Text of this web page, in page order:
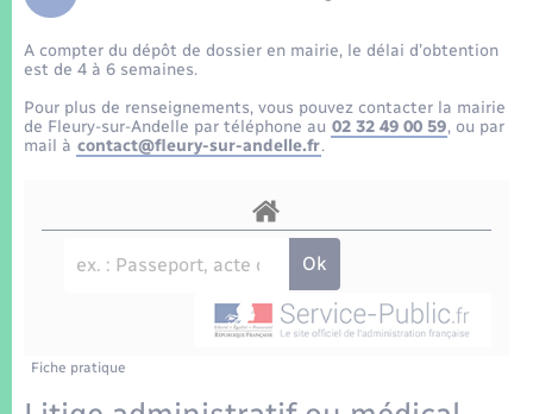
Etat-civil - Papiers - Citoyenneté
Mariage – PACS
Parrainage civil
Logement - Urbanisme
Nouvel habitant
Organisation d’événement
Transports scolaires
Travaux - Autorisation d’occupation de l’espace
public
Compétences
Plan interactif
La Communauté de communes
A compter du dépôt de dossier en mairie, le délai d’obtention
est de 4 à 6 semaines.
Pour plus de renseignements, vous pouvez contacter la mairie
de Fleury-sur-Andelle par téléphone au 02 32 49 00 59, ou par
mail à contact@fleury-sur-andelle.fr.
Fiche pratique